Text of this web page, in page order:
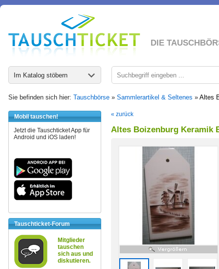
DIE
Im Katalog stöbern
Sie befinden sich hier: Tauschbörse » Sammlerartikel & Seltenes » Altes
Mobil tauschen!
Jetzt die Tauschticket App für
Android und iOS laden!
Tauschticket-Forum
Mitglieder
tauschen
sich aus und
diskutieren.
« zurück
Altes Boizenburg Keramik